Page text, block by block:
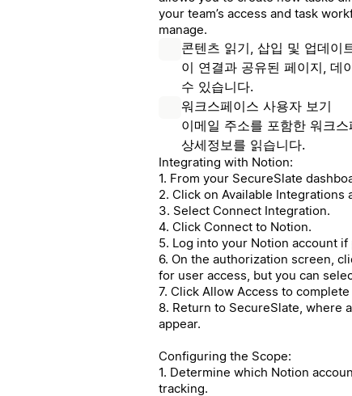
your team’s access and task
manage.
콘텐츠 읽기, 삽입 및 업데이
이 연결과 공유된 페이지, 데
수 있습니다.
워크스페이스 사용자 보기
이메일 주소를 포함한 워크
상세정보를 읽습니다.
Integrating with Notion:
1. From your SecureSlate
2. Click on Available Integrations
3. Select Connect Integration.
4. Click Connect to Notion.
5. Log into your Notion account if
6. On the authorization screen,
for user access, but you can
7. Click Allow Access to
8. Return to SecureSlate, where
appear.
Configuring the Scope:
1. Determine which Notion
tracking.